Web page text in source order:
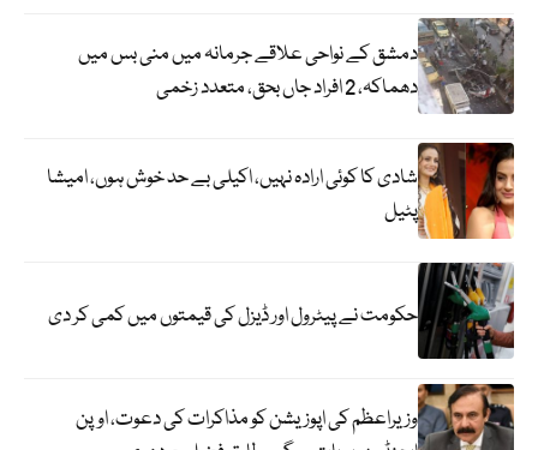
دمشق کے نواحی علاقے جرمانہ میں منی بس میں
دھماکہ، 2 افراد جاں بحق، متعدد زخمی
شادی کا کوئی ارادہ نہیں، اکیلی بے حد خوش ہوں، امیشا
پٹیل
حکومت نے پیٹرول اور ڈیزل کی قیمتوں میں کمی کر دی
وزیراعظم کی اپوزیشن کو مذاکرات کی دعوت، اوپن